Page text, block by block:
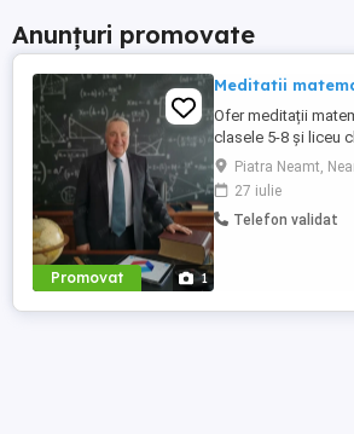
Anunțuri promovate
Promovat 1
Meditatii
Ofer meditații
clasele 5-8 și liceu
experiență de peste
elevilor pentru
Bacalaureat, nivel
pregătirilor ofline
Piatra Neamt,
27 iulie
Telefon validat